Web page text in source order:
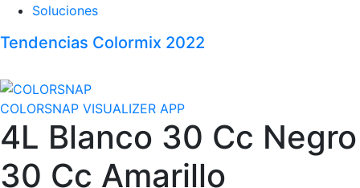
Soluciones
Tendencias Colormix 2022
COLORSNAP VISUALIZER APP
4L Blanco 30 Cc Negro
30 Cc Amarillo